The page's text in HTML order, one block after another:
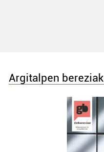
Argitalpen bereziak